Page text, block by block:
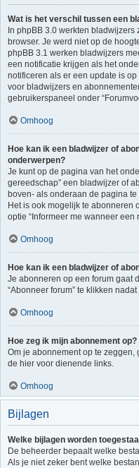
Wat is het verschil tussen een
In phpBB 3.0 werkten
browser. Je werd niet op de
phpBB 3.1 werken bladwijzers
een notificatie krijgen als het
notificeren als er een update is
voor bladwijzers en
gebruikerspaneel onder
Omhoog
Hoe kan ik een bladwijzer of
onderwerpen?
Je kunt op de pagina van het
gereedschap” een bladwijzer of
boven- als onderaan de pagina te
Het is ook mogelijk te abonneren
optie “Informeer me wanneer een
Omhoog
Hoe kan ik een bladwijzer of
Je abonneren op een forum gaat
“Abonneer forum” te klikken
Omhoog
Hoe zeg ik mijn abonnement op?
Om je abonnement op te
de hier voor dienende links.
Omhoog
Bijlagen
Welke bijlagen worden
De beheerder bepaalt welke
Als je niet zeker bent welke